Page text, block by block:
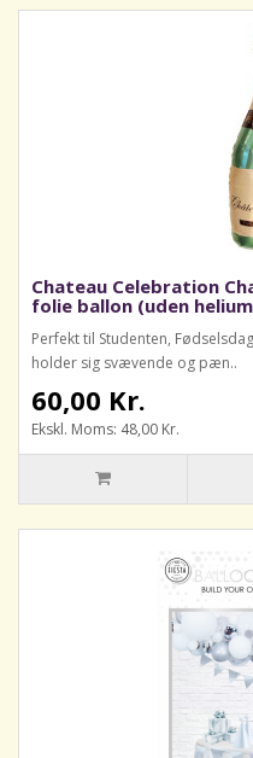
Chateau Celebration
folie ballon (uden
Perfekt til Studenten,
holder sig svævende og pæn..
60,00 Kr.
Ekskl. Moms: 48,00 Kr.